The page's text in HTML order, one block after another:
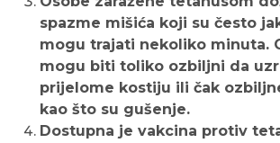
spazme mišića koji su često
mogu trajati nekoliko minuta.
mogu biti toliko ozbiljni da
prijelome kostiju ili čak
kao što su gušenje.
Dostupna je vakcina protiv